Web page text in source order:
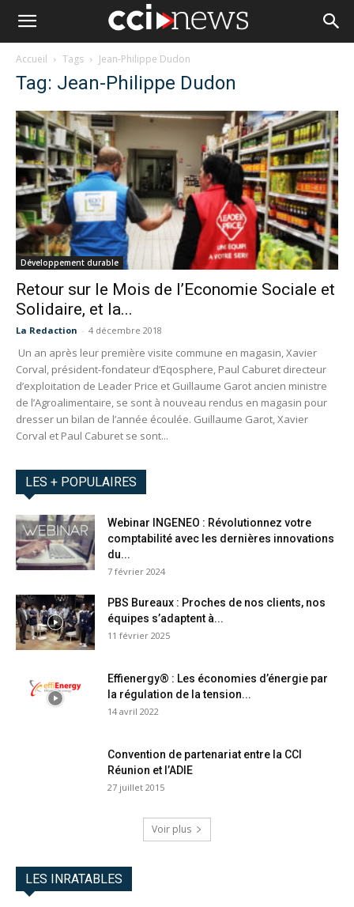
Accueil Tags Jean-Philippe Dudon
Tag: Jean-Philippe Dudon
Développement durable
Retour sur le Mois de l’Economie Sociale et
Solidaire, et la...
La Redaction - 4 décembre 2018
Un an après leur première visite commune en magasin, Xavier
Corval, président-fondateur d’Eqosphere, Paul Caburet directeur
d’exploitation de Leader Price et Guillaume Garot ancien ministre
de l’Agroalimentaire, se sont à nouveau rendus en magasin pour
dresser un bilan de l’année écoulée. Guillaume Garot, Xavier
Corval et Paul Caburet se sont...
LES + POPULAIRES
Webinar INGENEO : Révolutionnez votre
comptabilité avec les dernières innovations
du...
7 février 2024
PBS Bureaux : Proches de nos clients, nos
équipes s’adaptent à...
11 février 2025
Effienergy® : Les économies d’énergie par
la régulation de la tension...
14 avril 2022
Convention de partenariat entre la CCI
Réunion et l’ADIE
27 juillet 2015
Voir plus
LES INRATABLES